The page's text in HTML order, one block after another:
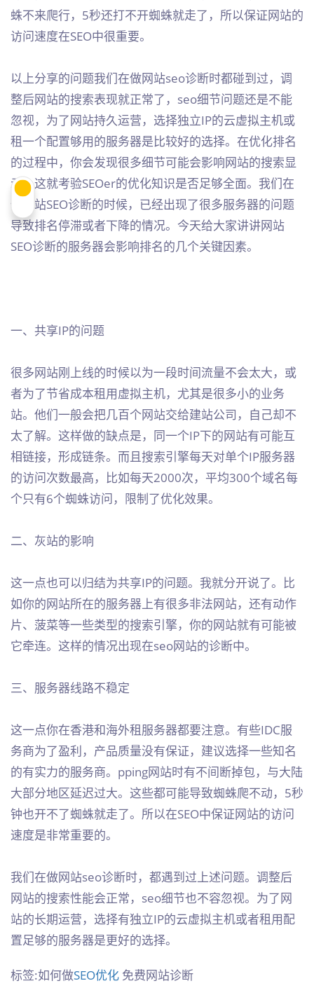
蛛不来爬行，5秒还打不开蜘蛛就走了，所以保证网站的
访问速度在SEO中很重要。
以上分享的问题我们在做网站seo诊断时都碰到过，调
整后网站的搜索表现就正常了，seo细节问题还是不能
忽视，为了网站持久运营，选择独立IP的云虚拟主机或
租一个配置够用的服务器是比较好的选择。在优化排名
的过程中，你会发现很多细节可能会影响网站的搜索显
示，这就考验SEOer的优化知识是否足够全面。我们在
做网站SEO诊断的时候，已经出现了很多服务器的问题
导致排名停滞或者下降的情况。今天给大家讲讲网站
SEO诊断的服务器会影响排名的几个关键因素。
一、共享IP的问题
很多网站刚上线的时候以为一段时间流量不会太大，或
者为了节省成本租用虚拟主机，尤其是很多小的业务
站。他们一般会把几百个网站交给建站公司，自己却不
太了解。这样做的缺点是，同一个IP下的网站有可能互
相链接，形成链条。而且搜索引擎每天对单个IP服务器
的访问次数最高，比如每天2000次，平均300个域名每
个只有6个蜘蛛访问，限制了优化效果。
二、灰站的影响
这一点也可以归结为共享IP的问题。我就分开说了。比
如你的网站所在的服务器上有很多非法网站，还有动作
片、菠菜等一些类型的搜索引擎，你的网站就有可能被
它牵连。这样的情况出现在seo网站的诊断中。
三、服务器线路不稳定
这一点你在香港和海外租服务器都要注意。有些IDC服
务商为了盈利，产品质量没有保证，建议选择一些知名
的有实力的服务商。pping网站时有不间断掉包，与大陆
大部分地区延迟过大。这些都可能导致蜘蛛爬不动，5秒
钟也开不了蜘蛛就走了。所以在SEO中保证网站的访问
速度是非常重要的。
我们在做网站seo诊断时，都遇到过上述问题。调整后
网站的搜索性能会正常，seo细节也不容忽视。为了网
站的长期运营，选择有独立IP的云虚拟主机或者租用配
置足够的服务器是更好的选择。
标签:如何做SEO优化 免费网站诊断